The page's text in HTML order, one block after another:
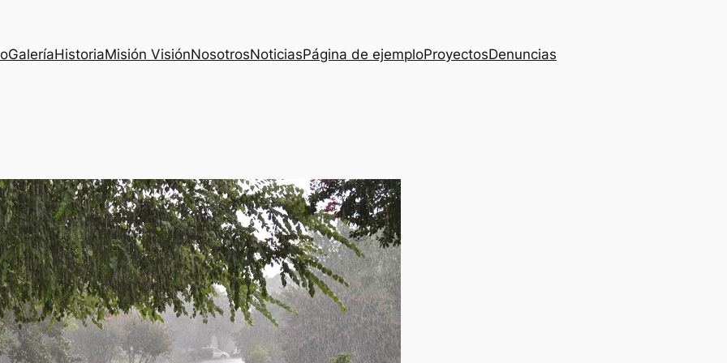
GaleríaHistoriaMisión VisiónNosotrosNoticiasPágina de ejemploProyectosDenuncias